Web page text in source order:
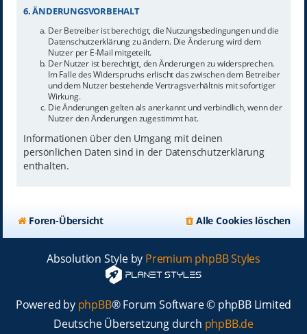
6. ÄNDERUNGSVORBEHALT
Der Betreiber ist berechtigt, die Nutzungsbedingungen und die
Datenschutzerklärung zu ändern. Die Änderung wird dem
Nutzer per E-Mail mitgeteilt.
Der Nutzer ist berechtigt, den Änderungen zu widersprechen.
Im Falle des Widerspruchs erlischt das zwischen dem Betreiber
und dem Nutzer bestehende Vertragsverhältnis mit sofortiger
Wirkung.
Die Änderungen gelten als anerkannt und verbindlich, wenn der
Nutzer den Änderungen zugestimmt hat.
Informationen über den Umgang mit deinen
persönlichen Daten sind in der Datenschutzerklärung
enthalten.
Foren-Übersicht Alle Cookies löschen
Absolution Style by Premium phpBB Styles
Powered by phpBB® Forum Software © phpBB Limited
Deutsche Übersetzung durch phpBB.de